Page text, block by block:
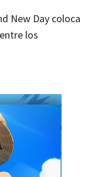
New Day coloca
los